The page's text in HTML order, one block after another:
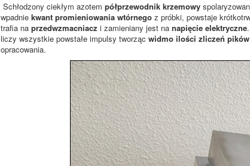
Schłodzony ciekłym azotem półprzewodnik krzemowy
wpadnie kwant promieniowania wtórnego z próbki, powstaje
trafia na przedwzmacniacz i zamieniany jest na napięcie elektryczne
liczy wszystkie powstałe impulsy tworząc widmo ilości zliczeń pików
opracowania.